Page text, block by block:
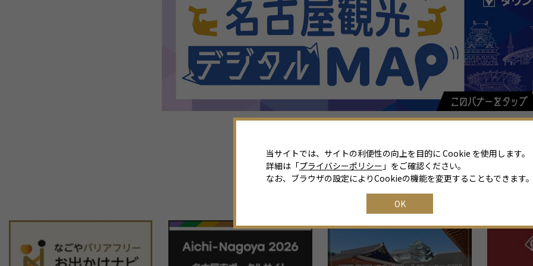
関連リンク
当サイトでは、サイトの利便性の向上を目的に Cookie を使用します。
詳細は「プライバシーポリシー 」をご確認ください。
なお、ブラウザの設定によりCookieの機能を変更することもできます
OK